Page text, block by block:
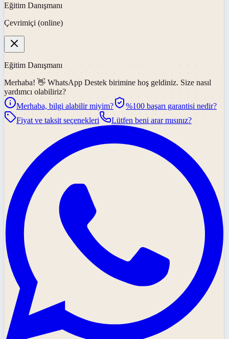
Eğitim Danışmanı
Çevrimiçi (online)
Eğitim Danışmanı
Merhaba! 👋 WhatsApp Destek birimine hoş geldiniz. Size nasıl
yardımcı olabiliriz?
Merhaba, bilgi alabilir miyim?
%100 başarı garantisi nedir?
Fiyat ve taksit seçenekleri
Lütfen beni arar mısınız?